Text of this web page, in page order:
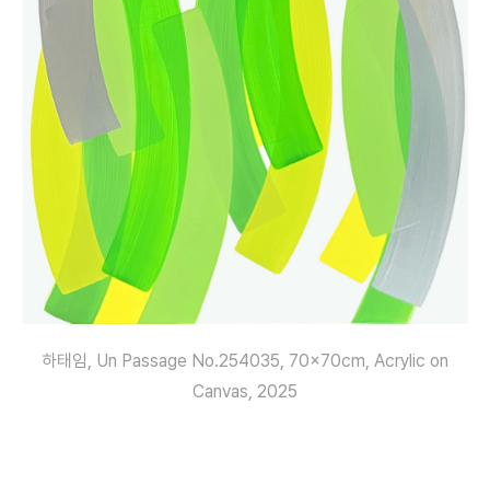
하태임, Un Passage No.254035, 70x70cm, Acrylic on
Canvas, 2025